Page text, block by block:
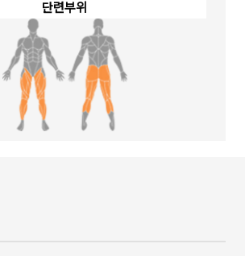
단련부위